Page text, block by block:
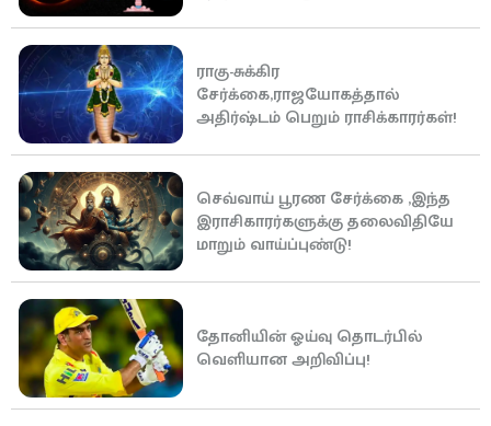
ராகு-சுக்கிர
சேர்க்கை,ராஜயோகத்தால்
அதிர்ஷ்டம் பெறும் ராசிக்காரர்கள்!
செவ்வாய் பூரண சேர்க்கை ,இந்த
இராசிகாரர்களுக்கு தலைவிதியே
மாறும் வாய்ப்புண்டு!
தோனியின் ஓய்வு தொடர்பில்
வெளியான அறிவிப்பு!